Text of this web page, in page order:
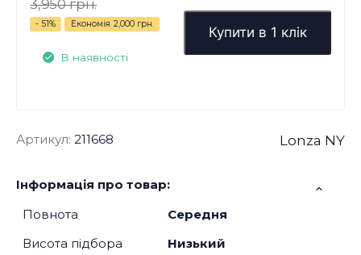
3,950 грн.
- 51% Економія 2,000 грн.
В наявності
Купити в 1 клік
Артикул: 211668 Lonza NY
Інформація про товар:
Повнота
Середня
Висота підбора
Низький